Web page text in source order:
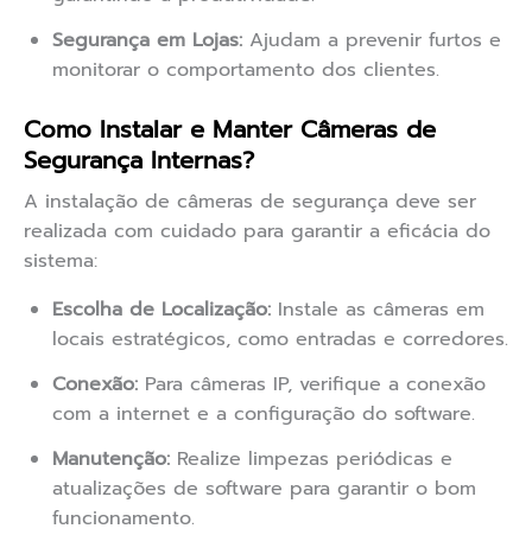
Segurança em Lojas: Ajudam a prevenir furtos e
monitorar o comportamento dos clientes.
Como Instalar e Manter Câmeras de
Segurança Internas?
A instalação de câmeras de segurança deve ser
realizada com cuidado para garantir a eficácia do
sistema:
Escolha de Localização: Instale as câmeras em
locais estratégicos, como entradas e corredores.
Conexão: Para câmeras IP, verifique a conexão
com a internet e a configuração do software.
Manutenção: Realize limpezas periódicas e
atualizações de software para garantir o bom
funcionamento.